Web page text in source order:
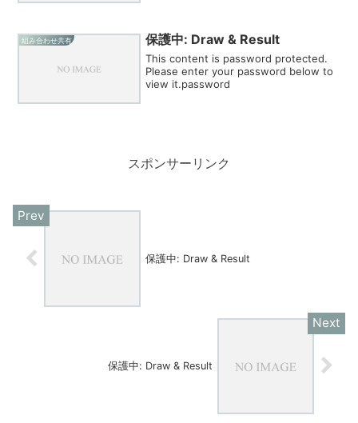
組み合わせ共有 保護中: Draw & Result
This content is password protected.
Please enter your password below to
view it.password
スポンサーリンク
保護中: Draw & Result
保護中: Draw & Result